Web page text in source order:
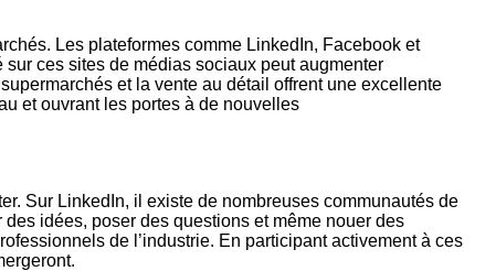
Les plateformes comme LinkedIn, Facebook et
sur ces sites de médias sociaux peut augmenter
et la vente au détail offrent une excellente
et ouvrant les portes à de nouvelles
Sur LinkedIn, il existe de nombreuses communautés de
idées, poser des questions et même nouer des
de l’industrie. En participant activement à ces